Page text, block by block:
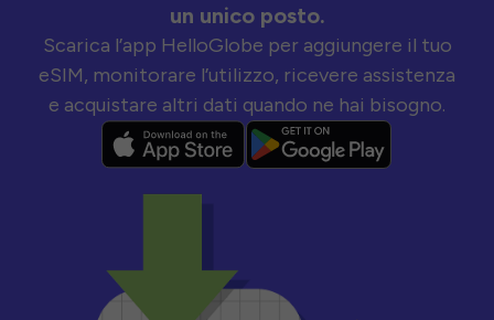
un unico posto.
Scarica l’app HelloGlobe per aggiungere il tuo
eSIM, monitorare l’utilizzo, ricevere assistenza
e acquistare altri dati quando ne hai bisogno.